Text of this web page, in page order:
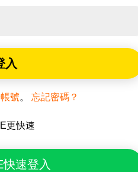
入
號。 忘記密碼？
更快速
快速登入